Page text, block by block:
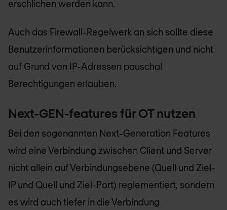
erschlichen werden kann.
Auch das Firewall-Regelwerk an sich sollte diese
Benutzerinformationen berücksichtigen und nicht
auf Grund von IP-Adressen pauschal
Berechtigungen erlauben.
Next-GEN-features für OT nutzen
Bei den sogenannten Next-Generation Features
wird eine Verbindung zwischen Client und Server
nicht allein auf Verbindungsebene (Quell und Ziel-
IP und Quell und Ziel-Port) reglementiert, sondern
es wird auch tiefer in die Verbindung